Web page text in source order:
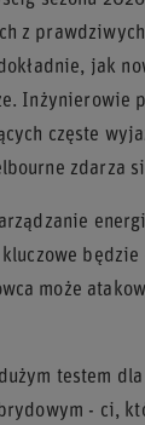
z
jak
Inżynierowie
częste
zdarza
będzie
może
testem
- ci,